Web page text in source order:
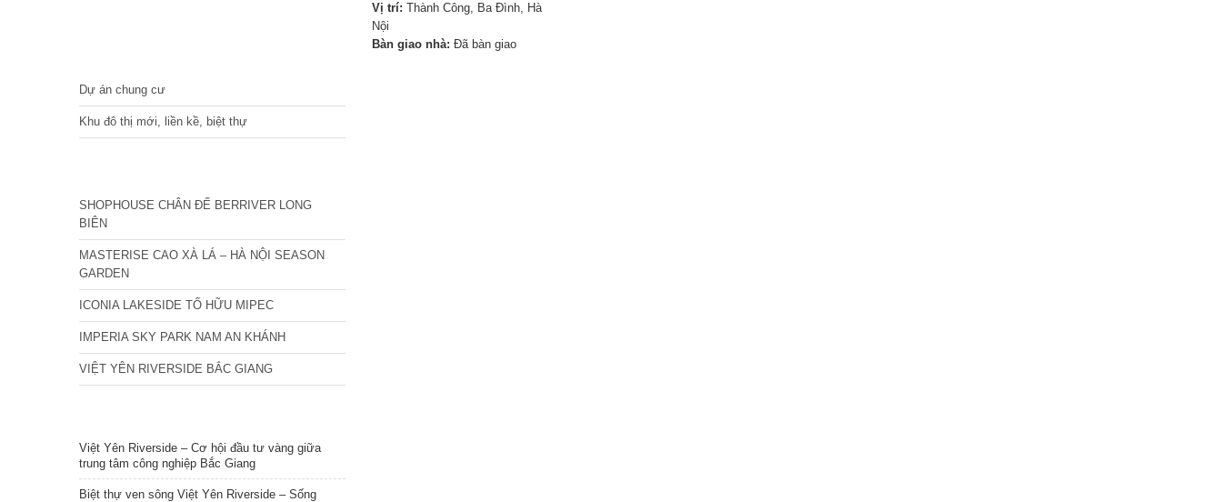
Vị trí: Thành Công, Ba Đình, Hà
Nội
Bàn giao nhà: Đã bàn giao
Dự án chung cư
Khu đô thị mới, liền kề, biệt thự
SHOPHOUSE CHÂN ĐẾ BERRIVER LONG
BIÊN
MASTERISE CAO XÀ LÁ – HÀ NỘI SEASON
GARDEN
ICONIA LAKESIDE TỐ HỮU MIPEC
IMPERIA SKY PARK NAM AN KHÁNH
VIỆT YÊN RIVERSIDE BẮC GIANG
Việt Yên Riverside – Cơ hội đầu tư vàng giữa
trung tâm công nghiệp Bắc Giang
Biệt thự ven sông Việt Yên Riverside – Sống